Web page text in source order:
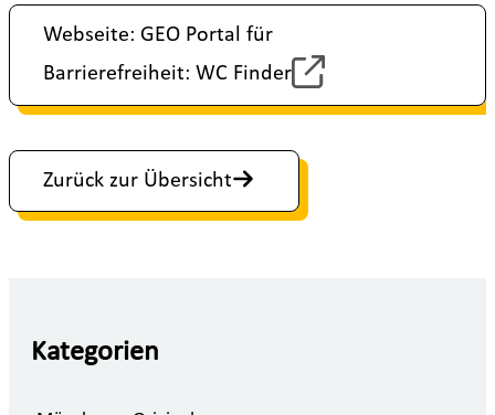
Webseite: GEO Portal für
Barrierefreiheit: WC Finder
Zurück zur Übersicht
Kategorien